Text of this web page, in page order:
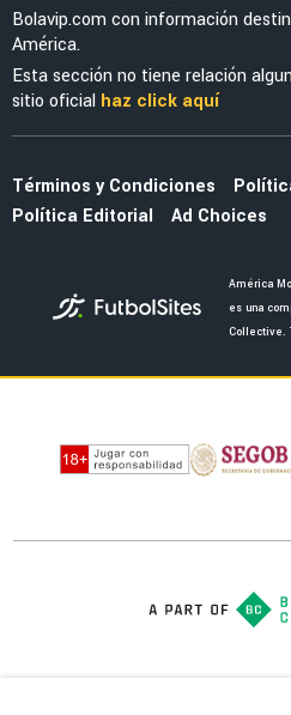
Bolavip.com con información
América.
Esta sección no tiene relación
sitio oficial haz click aquí
Términos y Condiciones
Política Editorial
Ad Choices
América
es una
Collective.